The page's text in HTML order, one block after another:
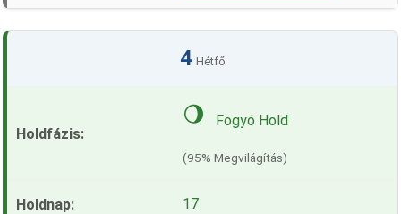
4 Hétfő
🌖 Fogyó Hold
(95% Megvilágítás)
17